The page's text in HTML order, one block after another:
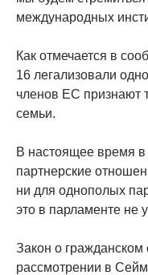
международных
Как отмечается в
16 легализовали
членов ЕС признают
семьи.
В настоящее время
партнерские
ни для однополых
это в парламенте не
Закон о
рассмотрении в